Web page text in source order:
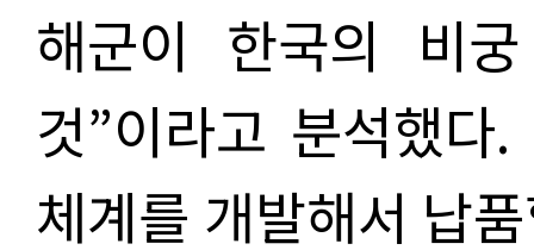
해군이 한국의 비
것”이라고 분석했
체계를 개발해서 납